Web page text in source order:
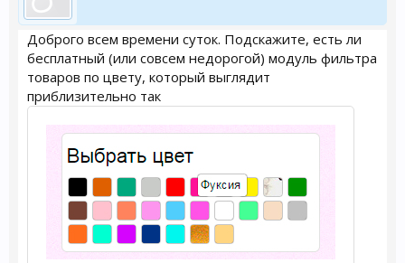
Доброго всем времени суток. Подскажите, есть ли
бесплатный (или совсем недорогой) модуль фильтра
товаров по цвету, который выглядит
приблизительно так